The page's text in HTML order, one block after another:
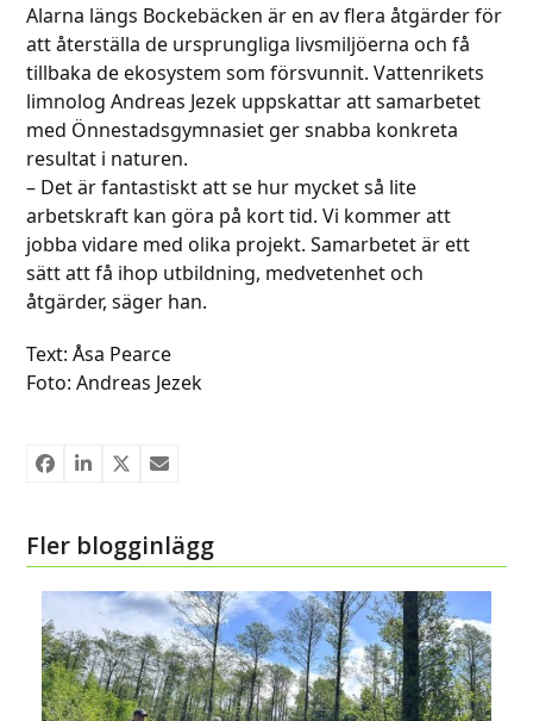
Alarna längs Bockebäcken är en av flera åtgärder för
att återställa de ursprungliga livsmiljöerna och få
tillbaka de ekosystem som försvunnit. Vattenrikets
limnolog Andreas Jezek uppskattar att samarbetet
med Önnestadsgymnasiet ger snabba konkreta
resultat i naturen.
– Det är fantastiskt att se hur mycket så lite
arbetskraft kan göra på kort tid. Vi kommer att
jobba vidare med olika projekt. Samarbetet är ett
sätt att få ihop utbildning, medvetenhet och
åtgärder, säger han.
Text: Åsa Pearce
Foto: Andreas Jezek
Fler blogginlägg